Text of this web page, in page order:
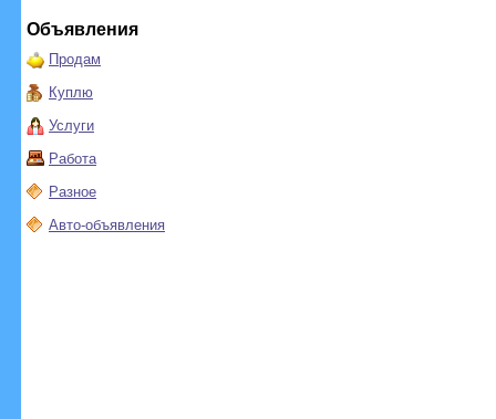
Объявления
Продам
Куплю
Услуги
Работа
Разное
Авто-объявления